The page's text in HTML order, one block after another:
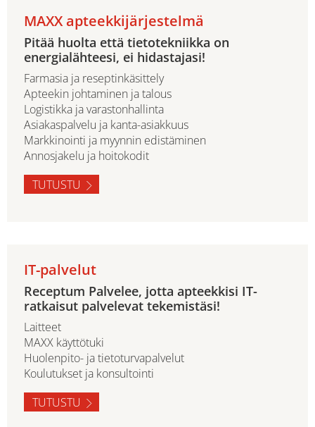
MAXX apteekkijärjestelmä
Pitää huolta että tietotekniikka on
energialähteesi, ei hidastajasi!
Farmasia ja reseptinkäsittely
Apteekin johtaminen ja talous
Logistikka ja varastonhallinta
Asiakaspalvelu ja kanta-asiakkuus
Markkinointi ja myynnin edistäminen
Annosjakelu ja hoitokodit
TUTUSTU
IT-palvelut
Receptum Palvelee, jotta apteekkisi IT-
ratkaisut palvelevat tekemistäsi!
Laitteet
MAXX käyttötuki
Huolenpito- ja tietoturvapalvelut
Koulutukset ja konsultointi
TUTUSTU